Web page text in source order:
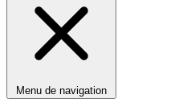
Menu de navigation